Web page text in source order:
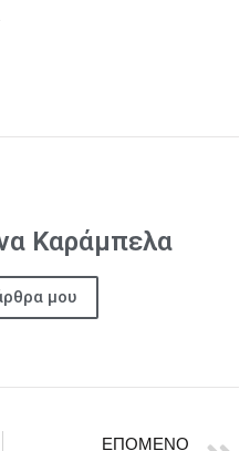
Καράμπελα
μου
ΕΠΌΜΕΝΟ